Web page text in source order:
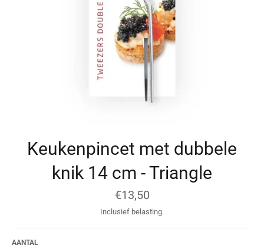
Keukenpincet met dubbele
knik 14 cm - Triangle
Normale
prijs
€13,50
Inclusief belasting.
AANTAL